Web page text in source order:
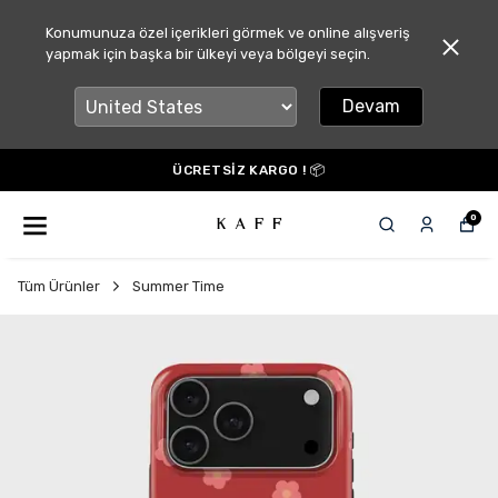
Konumunuza özel içerikleri görmek ve online alışveriş
yapmak için başka bir ülkeyi veya bölgeyi seçin.
Devam
ÜCRETSİZ KARGO ! 📦
0
Tüm Ürünler Summer Time